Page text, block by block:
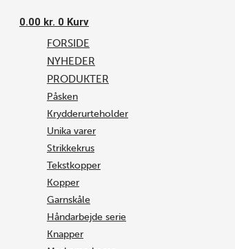
0.00 kr. 0 Kurv
FORSIDE
NYHEDER
PRODUKTER
Påsken
Krydderurteholder
Unika varer
Strikkekrus
Tekstkopper
Kopper
Garnskåle
Håndarbejde serie
Knapper